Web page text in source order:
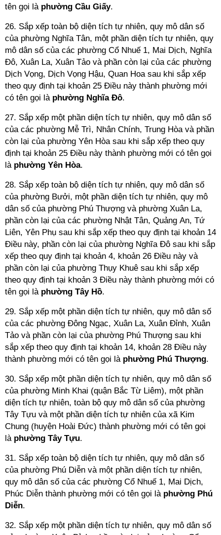
tên gọi là phường Cầu Giấy.
26. Sắp xếp toàn bộ diện tích tự nhiên, quy mô dân số
của phường Nghĩa Tân, một phần diện tích tự nhiên, quy
mô dân số của các phường Cổ Nhuế 1, Mai Dịch, Nghĩa
Đô, Xuân La, Xuân Tảo và phần còn lại của các phường
Dịch Vọng, Dịch Vọng Hậu, Quan Hoa sau khi sắp xếp
theo quy định tại khoản 25 Điều này thành phường mới
có tên gọi là phường NghĩaĐô.
27. Sắp xếp một phần diện tích tự nhiên, quy mô dân số
của các phường Mễ Trì, Nhân Chính, Trung Hòa và phần
còn lại của phường Yên Hòa sau khi sắp xếp theo quy
định tại khoản 25 Điều này thành phường mới có tên gọi
là phường Yên Hòa.
28. Sắp xếp toàn bộ diện tích tự nhiên, quy mô dân số
của phường Bưởi, một phần diện tích tự nhiên, quy mô
dân số của phường Phú Thượng và phường Xuân La,
phần còn lại của các phường Nhật Tân, Quảng An, Tứ
Liên, Yên Phụ sau khi sắp xếp theo quy định tại khoản 14
Điều này, phần còn lại của phường Nghĩa Đô sau khi sắp
xếp theo quy định tại khoản 4, khoản 26 Điều này và
phần còn lại của phường Thụy Khuê sau khi sắp xếp
theo quy định tại khoản 3 Điều này thành phường mới có
tên gọi là phường Tây Hồ.
29. Sắp xếp một phần diện tích tự nhiên, quy mô dân số
của các phường Đông Ngạc, Xuân La, Xuân Đỉnh, Xuân
Tảo và phần còn lại của phường Phú Thượng sau khi
sắp xếp theo quy định tại khoản 14, khoản 28 Điều này
thành phường mới có tên gọi là phường Phú Thượng.
30. Sắp xếp một phần diện tích tự nhiên, quy mô dân số
của phường Minh Khai (quận Bắc Từ Liêm), một phần
diện tích tự nhiên, toàn bộ quy mô dân số của phường
Tây Tựu và một phần diện tích tự nhiên của xã Kim
Chung (huyện Hoài Đức) thành phường mới có tên gọi
là phường Tây Tựu.
31. Sắp xếp toàn bộ diện tích tự nhiên, quy mô dân số
của phường Phú Diễn và một phần diện tích tự nhiên,
quy mô dân số của các phường Cổ Nhuế 1, Mai Dịch,
Phúc Diễn thành phường mới có tên gọi là phường Phú
Diễn.
32. Sắp xếp một phần diện tích tự nhiên, quy mô dân số